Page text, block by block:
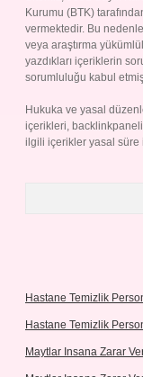
Kurumu (BTK)
vermektedir. Bu
veya araştırma
yazdıkları içeriklerin
sorumluluğu kabul etmiş
Hukuka ve yasal
içerikleri,
ilgili içerikler yasal süre
Hastane Temizlik
Hastane Temizlik
Maytlar Insana Zarar